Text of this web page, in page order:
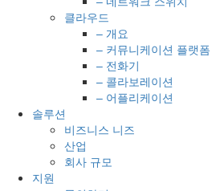
클라우드
– 개요
– 커뮤니케이션 플랫폼
– 전화기
– 콜라보레이션
– 어플리케이션
솔루션
비즈니스 니즈
산업
회사 규모
지원